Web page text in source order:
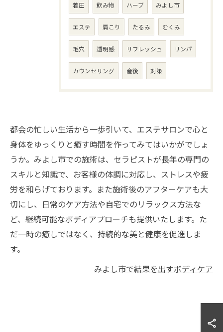
着圧 飲み物 ハーブ みよし市
エステ 肩こり たるみ むくみ
毛穴 透明感 リフレッシュ リンパ
カウンセリング 産後 対策
都会の忙しい生活から一歩引いて、エステサロンで心と
身体をゆっくりと癒す時間を作ってみてはいかがでしょ
うか。みよし市での施術は、セラピストが長年の専門の
スキルと知識で、お客様の体調に対応し、ストレスや疲
労を和らげております。また施術後のアフターケアも大
切にし、日常のケア方法や自宅でのリラックス方法な
ど、継続可能なボディアプローチも提供いたします。た
だ一時の癒しではなく、持続的な美と健康を促進しま
す。
みよし市で結果を出すボディケア